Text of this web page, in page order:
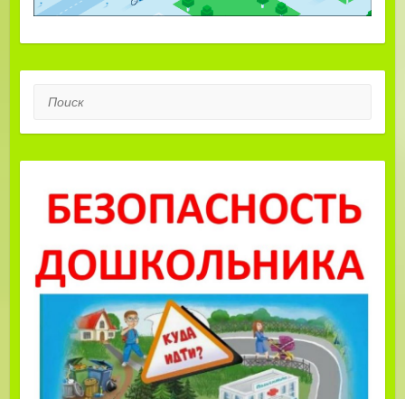
Поиск